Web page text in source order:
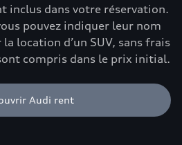
inclus dans votre réservation.
pouvez indiquer leur nom
location d’un SUV, sans frais
compris dans le prix initial.
Audi rent